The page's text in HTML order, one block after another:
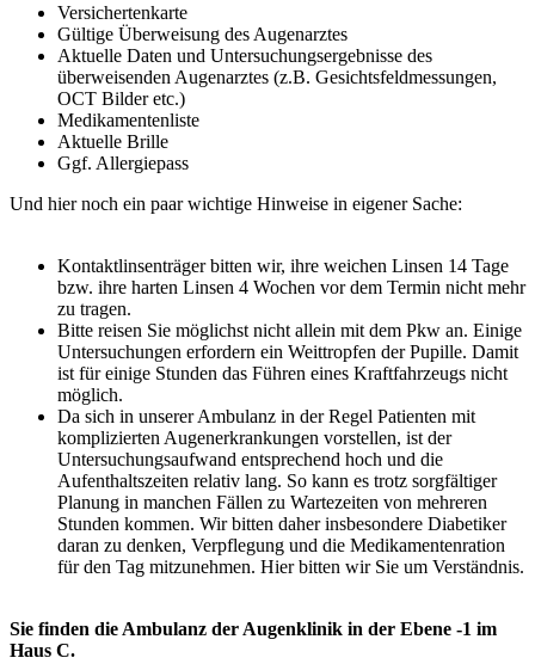
Versichertenkarte
Gültige Überweisung des Augenarztes
Aktuelle Daten und Untersuchungsergebnisse des
überweisenden Augenarztes (z.B. Gesichtsfeldmessungen,
OCT Bilder etc.)
Medikamentenliste
Aktuelle Brille
Ggf. Allergiepass
Und hier noch ein paar wichtige Hinweise in eigener Sache:
Kontaktlinsenträger bitten wir, ihre weichen Linsen 14 Tage
bzw. ihre harten Linsen 4 Wochen vor dem Termin nicht mehr
zu tragen.
Bitte reisen Sie möglichst nicht allein mit dem Pkw an. Einige
Untersuchungen erfordern ein Weittropfen der Pupille. Damit
ist für einige Stunden das Führen eines Kraftfahrzeugs nicht
möglich.
Da sich in unserer Ambulanz in der Regel Patienten mit
komplizierten Augenerkrankungen vorstellen, ist der
Untersuchungsaufwand entsprechend hoch und die
Aufenthaltszeiten relativ lang. So kann es trotz sorgfältiger
Planung in manchen Fällen zu Wartezeiten von mehreren
Stunden kommen. Wir bitten daher insbesondere Diabetiker
daran zu denken, Verpflegung und die Medikamentenration
für den Tag mitzunehmen. Hier bitten wir Sie um Verständnis.
Sie finden die Ambulanz der Augenklinik in der Ebene -1 im
Haus C.